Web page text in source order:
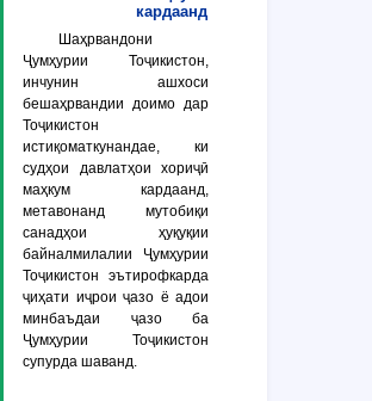
кардаанд
Шаҳрвандони
Ҷумҳурии Тоҷикистон,
инчунин ашхоси
бешаҳрвандии доимо дар
Тоҷикистон
истиқоматкунандае, ки
судҳои давлатҳои хориҷӣ
маҳкум кардаанд,
метавонанд мутобиқи
санадҳои ҳуқуқии
байналмилалии Ҷумҳурии
Тоҷикистон эътирофкарда
ҷиҳати иҷрои ҷазо ё адои
минбаъдаи ҷазо ба
Ҷумҳурии Тоҷикистон
супурда шаванд.